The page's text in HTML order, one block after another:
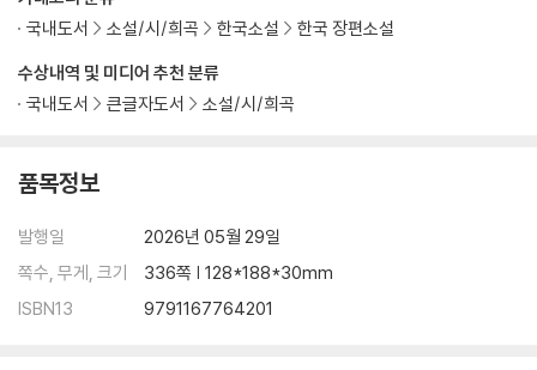
수상내역 및 미디어 추천 분류
국내도서
큰글자도서 소설/시/희곡
국내도서
소설/시/희곡 한국소설 한국 장편소설
품목정보
발행일
2026년 05월 29일
쪽수, 무게, 크기
336쪽 | 128*188*30mm
ISBN13
9791167764201